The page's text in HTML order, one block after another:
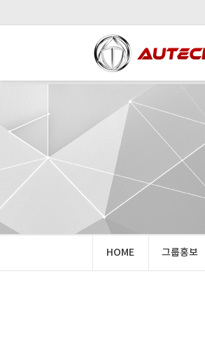
HOME 그룹홍보